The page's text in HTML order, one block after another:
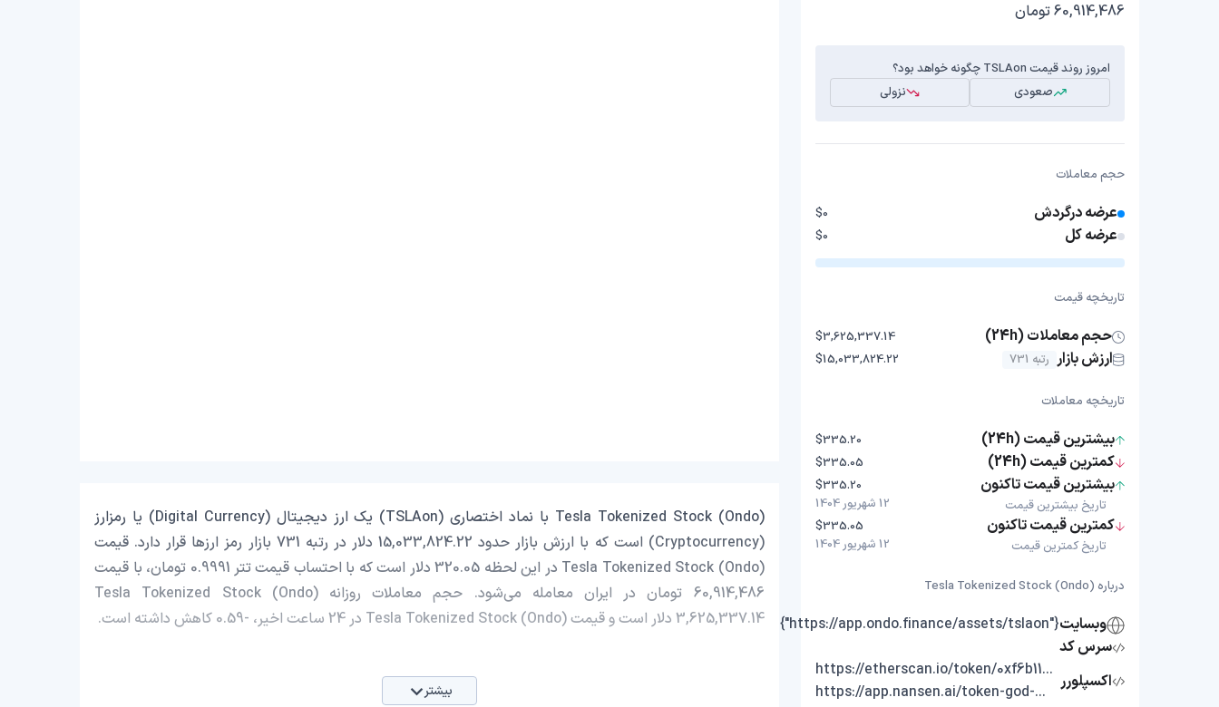
60,914,486 تومان
امروز روند قیمت TSLAon چگونه خواهد بود؟
صعودی
نزولی
حجم معاملات
عرضه درگردش $0
عرضه کل $0
تاریخچه قیمت
حجم معاملات (24h) $3,625,337.14
ارزش بازار رتبه 731 $15,033,824.22
تاریخچه معاملات
بیشترین قیمت (24h) $335.20
کمترین قیمت (24h) $335.05
بیشترین قیمت تاکنون
تاریخ بیشترین قیمت
$335.20
12 شهریور 1404
کمترین قیمت تاکنون
تاریخ کمترین قیمت
$335.05
12 شهریور 1404
درباره Tesla Tokenized Stock (Ondo)
وبسایت{"https://app.ondo.finance/assets/tslaon"}
سرس کد
اکسپلورر
https://etherscan.io/token/0xf6b1117ec07684D3958caD8BEb1b302bfD21103f
https://app.nansen.ai/token-god-mode?chain=ethereum&tab=transactions&tokenAddress=0xf6b1117ec07684D3958caD8BEb1b302bfD21103f
Tesla Tokenized Stock (Ondo) با نماد اختصاری (TSLAon) یک ارز دیجیتال (Digital Currency) یا رمزارز
(Cryptocurrency) است که با ارزش بازار حدود 15,033,824.22 دلار در رتبه 731 بازار رمز ارزها قرار دارد. قیمت
Tesla Tokenized Stock (Ondo) در این لحظه 320.05 دلار است که با احتساب قیمت تتر 0.9991 تومان، با قیمت
60,914,486 تومان در ایران معامله می‌شود. حجم معاملات روزانه Tesla Tokenized Stock (Ondo)
3,625,337.14 دلار است و قیمت Tesla Tokenized Stock (Ondo) در 24 ساعت اخیر، -0.59 کاهش داشته است.
بیشتر